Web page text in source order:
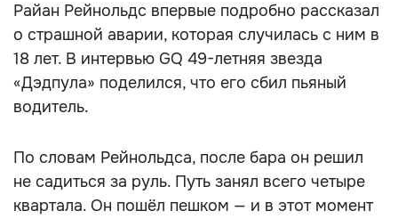
Райан Рейнольдс впервые подробно рассказал
о страшной аварии, которая случилась с ним в
18 лет. В интервью GQ 49-летняя звезда
«Дэдпула» поделился, что его сбил пьяный
водитель.
По словам Рейнольдса, после бара он решил
не садиться за руль. Путь занял всего четыре
квартала. Он пошёл пешком — и в этот момент